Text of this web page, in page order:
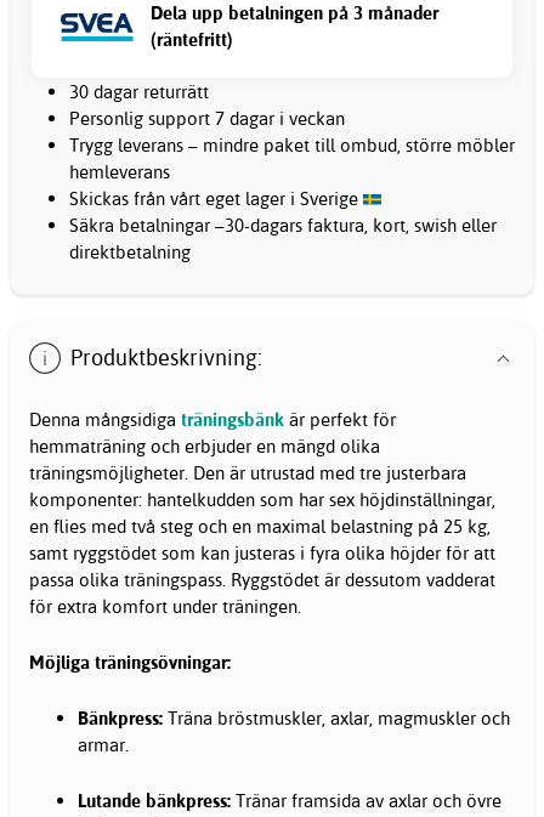
Dela upp betalningen på 3 månader
(räntefritt)
30 dagar returrätt
Personlig support 7 dagar i veckan
Trygg leverans – mindre paket till ombud, större möbler
hemleverans
Skickas från vårt eget lager i Sverige
Säkra betalningar –30-dagars faktura, kort, swish eller
direktbetalning
Produktbeskrivning:
Denna mångsidiga träningsbänk är perfekt för
hemmaträning och erbjuder en mängd olika
träningsmöjligheter. Den är utrustad med tre justerbara
komponenter: hantelkudden som har sex höjdinställningar,
en flies med två steg och en maximal belastning på 25 kg,
samt ryggstödet som kan justeras i fyra olika höjder för att
passa olika träningspass. Ryggstödet är dessutom vadderat
för extra komfort under träningen.
Möjliga träningsövningar:
Bänkpress: Träna bröstmuskler, axlar, magmuskler och
armar.
Lutande bänkpress: Tränar framsida av axlar och övre